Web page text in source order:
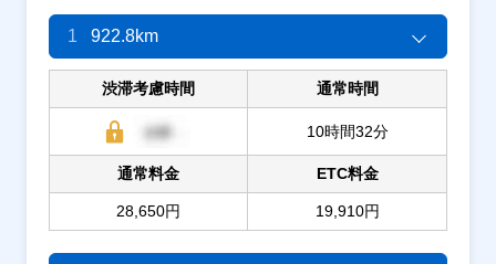
1 922.8km
渋滞考慮時間 通常時間
10時間32分
通常料金
28,650円
ETC料金
19,910円